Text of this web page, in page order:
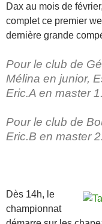
Dax au mois de
complet ce premier
dernière grande
Pour le club de
Mélina en junior,
Eric.A en master 1.
Pour le club de
Eric.B en master 2.
Dès 14h, le
championnat